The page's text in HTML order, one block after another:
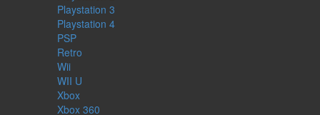
Playstation 3
Playstation 4
PSP
Retro
Wii
WII U
Xbox
Xbox 360